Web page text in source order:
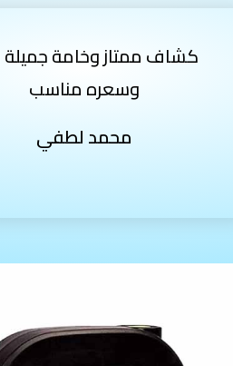
كشاف ممتاز وخامة
وسعره مناسب
محمد لطفي